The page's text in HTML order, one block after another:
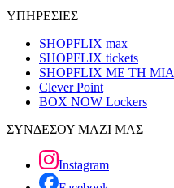
ΥΠΗΡΕΣΙΕΣ
SHOPFLIX max
SHOPFLIX tickets
SHOPFLIX ΜΕ ΤΗ ΜΙΑ
Clever Point
BOX NOW Lockers
ΣΥΝΔΕΣΟΥ ΜΑΖΙ ΜΑΣ
Instagram